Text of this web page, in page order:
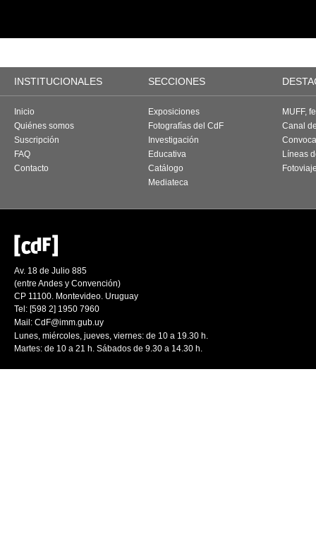
INSTITUCIONALES SECCIONES
Inicio
Quiénes somos
Suscripción
FAQ
Contacto
Exposiciones
Fotografías del CdF
Investigación
Educativa
Catálogo
Mediateca
MUFF,
Canal
Líneas
Av. 18 de Julio 885
(entre Andes y Convención)
CP 11100. Montevideo. Uruguay
Tel: [598 2] 1950 7960
Mail: CdF@imm.gub.uy
Lunes, miércoles, jueves, viernes: de 10 a 19.30 h.
Martes: de 10 a 21 h. Sábados de 9.30 a 14.30 h.